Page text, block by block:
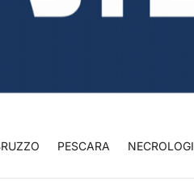
PESCARA NECROLOGI